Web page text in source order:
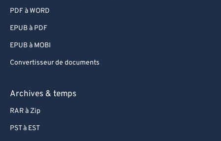
PDF à WORD
EPUB à PDF
EPUB à MOBI
Convertisseur de documents
Archives & temps
RAR à Zip
PST à EST